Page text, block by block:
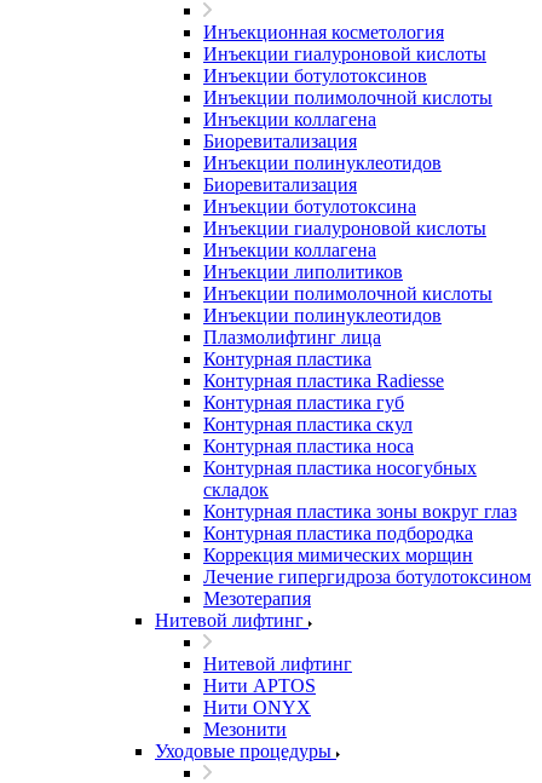
Инъекционная косметология
Инъекции гиалуроновой кислоты
Инъекции ботулотоксинов
Инъекции полимолочной кислоты
Инъекции коллагена
Биоревитализация
Инъекции полинуклеотидов
Биоревитализация
Инъекции ботулотоксина
Инъекции гиалуроновой кислоты
Инъекции коллагена
Инъекции липолитиков
Инъекции полимолочной кислоты
Инъекции полинуклеотидов
Плазмолифтинг лица
Контурная пластика
Контурная пластика Radiesse
Контурная пластика губ
Контурная пластика скул
Контурная пластика носа
Контурная пластика носогубных
складок
Контурная пластика зоны вокруг глаз
Контурная пластика подбородка
Коррекция мимических морщин
Лечение гипергидроза ботулотоксином
Мезотерапия
Нитевой лифтинг
Нитевой лифтинг
Нити APTOS
Нити ONYX
Мезонити
Уходовые процедуры